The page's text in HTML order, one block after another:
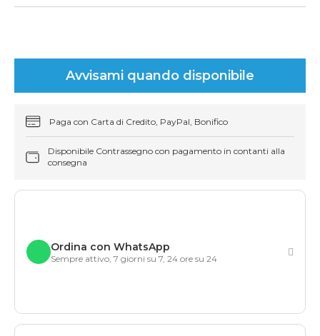
Avvisami quando disponibile
Paga con Carta di Credito, PayPal, Bonifico
Disponibile Contrassegno con pagamento in contanti alla
consegna
Ordina con WhatsApp
Sempre attivo, 7 giorni su 7, 24 ore su 24